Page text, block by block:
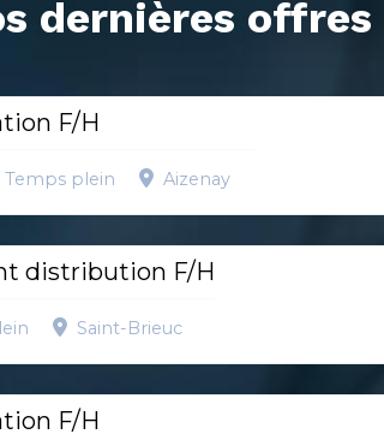
dernières offres
F/H
Temps plein Aizenay
distribution F/H
Saint-Brieuc
F/H